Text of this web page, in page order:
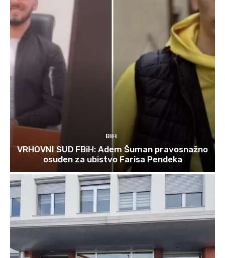
BIH
VRHOVNI SUD FBiH: Adem Šuman pravosnažno
osuđen za ubistvo Farisa Pendeka